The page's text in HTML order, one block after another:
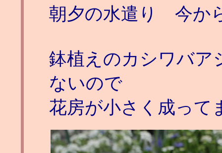
朝夕の水遣り 今か
鉢植えのカシワバ
ないので
花房が小さく成って